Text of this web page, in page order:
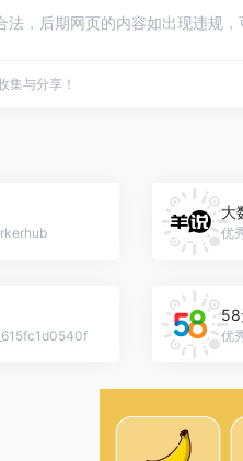
，后期网页的内容如出现违规
集与分享！
大
优
58
优